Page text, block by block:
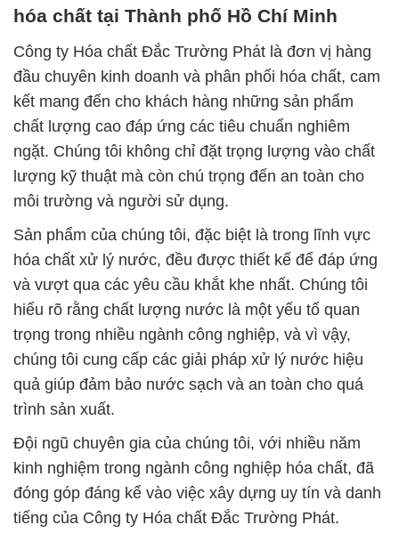
hóa chất tại Thành phố Hồ Chí Minh
Công ty Hóa chất Đắc Trường Phát là đơn vị hàng
đầu chuyên kinh doanh và phân phối hóa chất, cam
kết mang đến cho khách hàng những sản phẩm
chất lượng cao đáp ứng các tiêu chuẩn nghiêm
ngặt. Chúng tôi không chỉ đặt trọng lượng vào chất
lượng kỹ thuật mà còn chú trọng đến an toàn cho
môi trường và người sử dụng.
Sản phẩm của chúng tôi, đặc biệt là trong lĩnh vực
hóa chất xử lý nước, đều được thiết kế để đáp ứng
và vượt qua các yêu cầu khắt khe nhất. Chúng tôi
hiểu rõ rằng chất lượng nước là một yếu tố quan
trọng trong nhiều ngành công nghiệp, và vì vậy,
chúng tôi cung cấp các giải pháp xử lý nước hiệu
quả giúp đảm bảo nước sạch và an toàn cho quá
trình sản xuất.
Đội ngũ chuyên gia của chúng tôi, với nhiều năm
kinh nghiệm trong ngành công nghiệp hóa chất, đã
đóng góp đáng kể vào việc xây dựng uy tín và danh
tiếng của Công ty Hóa chất Đắc Trường Phát.